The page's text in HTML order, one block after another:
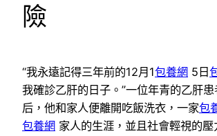
險
“我永遠記得三年前的12月1包養網 5日
我確診乙肝的日子。”一位年青的乙肝
后，他和家人便離開吃飯洗衣，一家包
包養網 家人的生涯，並且社會輕視的壓